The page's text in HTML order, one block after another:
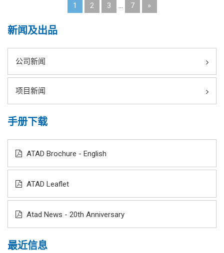
1 2 3 7 »
新闻及出品
公司新闻
项目新闻
手册下载
ATAD Brochure - English
ATAD Leaflet
Atad News - 20th Anniversary
最近信息